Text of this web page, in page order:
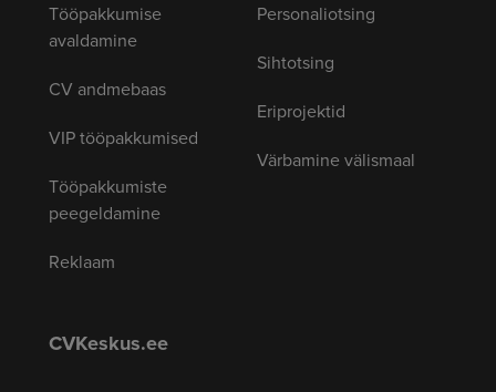
Tööpakkumise
avaldamine
CV andmebaas
VIP tööpakkumised
Tööpakkumiste
peegeldamine
Reklaam
Personaliotsing
Sihtotsing
Eriprojektid
Värbamine välismaal
CVKeskus.ee